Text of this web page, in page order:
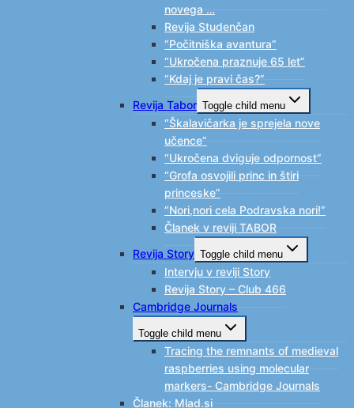
novega …
Revija Studenčan
“Počitniška avantura”
“Ukročena praznuje 65 let”
“Kdaj je pravi čas?”
Revija Tabor Toggle child menu
“Škalavičarka je sprejela nove
učence”
“Ukročena dviguje odpornost”
“Grofa osvojili princ in štiri
princeske”
“Nori,nori cela Podravska nori!”
Članek v reviji TABOR
Revija Story Toggle child menu
Intervju v reviji Story
Revija Story – Club 466
Cambridge Journals
Toggle child menu
Tracing the remnants of medieval
raspberries using molecular
markers- Cambridge Journals
Članek: Mlad.si